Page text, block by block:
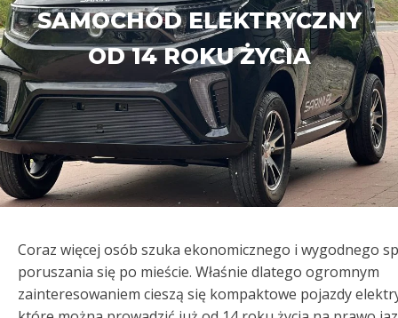
SAMOCHÓD ELEKTRYCZNY
OD 14 ROKU ŻYCIA
Coraz więcej osób szuka ekonomicznego i wygodnego
poruszania się po mieście. Właśnie dlatego ogromnym
zainteresowaniem cieszą się kompaktowe pojazdy